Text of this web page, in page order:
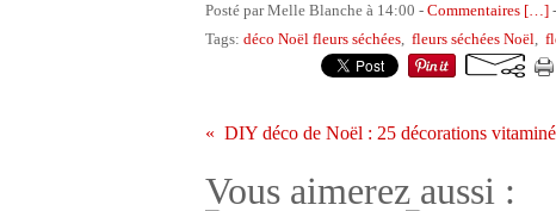
Posté par Melle Blanche à 14:00 - Commentaires […]
Tags: déco Noël fleurs séchées, fleurs séchées Noël,
Vous aimerez aussi :